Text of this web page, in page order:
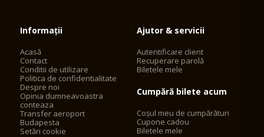
Informații
Acasă
Contact
Conditii de utilizare
Politica de confidentialitate
Despre noi
Opinia dumneavoastra
conteaza
Transfer aeroport
Budapesta
Setări cookie
Ajutor & servicii
Autentificare client
Recuperare parolă
Biletele mele
Cumpără bilete acum
Coșul meu de cumpărături
Cupone cadou
Biletele mele